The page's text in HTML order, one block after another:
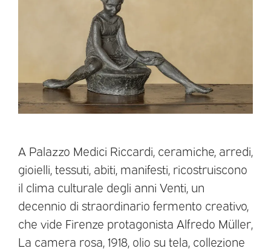
A Palazzo Medici Riccardi, ceramiche, arredi,
gioielli, tessuti, abiti, manifesti, ricostruiscono
il clima culturale degli anni Venti, un
decennio di straordinario fermento creativo,
che vide Firenze protagonista Alfredo Müller,
La camera rosa, 1918, olio su tela, collezione